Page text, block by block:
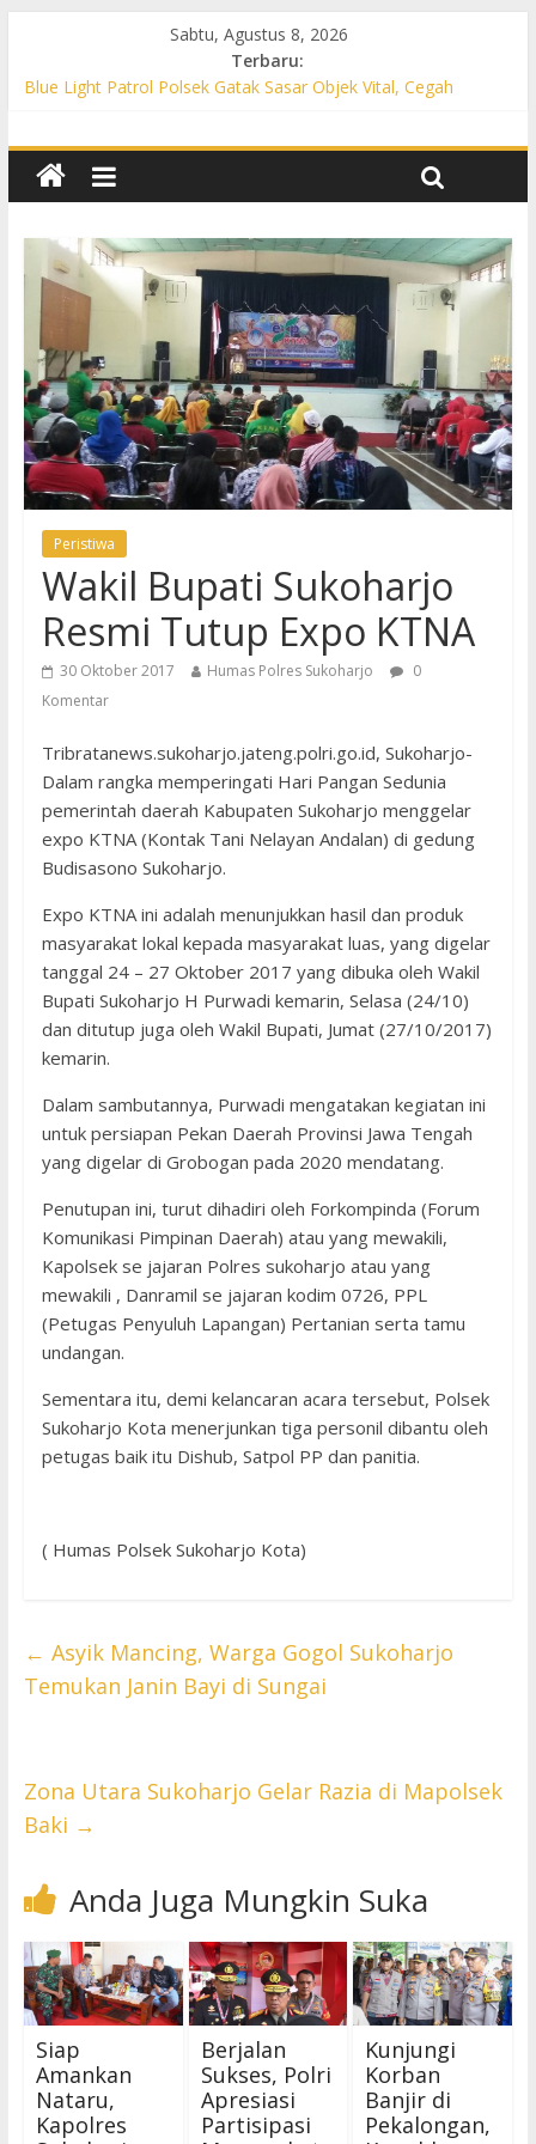
Sabtu, Agustus 8, 2026
Terbaru:
Blue Light Patrol Polsek Gatak Sasar Objek Vital, Cegah
Permukiman, Antisipasi 3C dan Gangguan Kamtibmas
Patroli KRYD Polsek Baki Sisir Titik Rawan, Cegah 3C hingga
Patroli Blue Light Polsek Nguter Sasar Perbankan hingga
Permukiman, Antisipasi 3C dan Gangguan Kamtibmas
Blue Light Patrol Polsek Tawangsari Sisir Belasan Desa, Cegah
Kejahatan 3C dan Gangguan Kamtibmas
Peristiwa
Wakil Bupati Sukoharjo
Resmi Tutup Expo KTNA
30 Oktober 2017 Humas Polres Sukoharjo
0
Komentar
Tribratanews.sukoharjo.jateng.polri.go.id, Sukoharjo-
Dalam rangka memperingati Hari Pangan Sedunia
pemerintah daerah Kabupaten Sukoharjo menggelar
expo KTNA (Kontak Tani Nelayan Andalan) di gedung
Budisasono Sukoharjo.
Expo KTNA ini adalah menunjukkan hasil dan produk
masyarakat lokal kepada masyarakat luas, yang digelar
tanggal 24 – 27 Oktober 2017 yang dibuka oleh Wakil
Bupati Sukoharjo H Purwadi kemarin, Selasa (24/10)
dan ditutup juga oleh Wakil Bupati, Jumat (27/10/2017)
kemarin.
Dalam sambutannya, Purwadi mengatakan kegiatan ini
untuk persiapan Pekan Daerah Provinsi Jawa Tengah
yang digelar di Grobogan pada 2020 mendatang.
Penutupan ini, turut dihadiri oleh Forkompinda (Forum
Komunikasi Pimpinan Daerah) atau yang mewakili,
Kapolsek se jajaran Polres sukoharjo atau yang
mewakili , Danramil se jajaran kodim 0726, PPL
(Petugas Penyuluh Lapangan) Pertanian serta tamu
undangan.
Sementara itu, demi kelancaran acara tersebut, Polsek
Sukoharjo Kota menerjunkan tiga personil dibantu oleh
petugas baik itu Dishub, Satpol PP dan panitia.
( Humas Polsek Sukoharjo Kota)
← Asyik Mancing, Warga Gogol Sukoharjo
Temukan Janin Bayi di Sungai
Zona Utara Sukoharjo Gelar Razia di Mapolsek
Baki →
Anda Juga Mungkin Suka
Siap
Amankan
Nataru,
Kapolres
Berjalan
Sukses, Polri
Apresiasi
Partisipasi
Kunjungi
Korban
Banjir di
Pekalongan,